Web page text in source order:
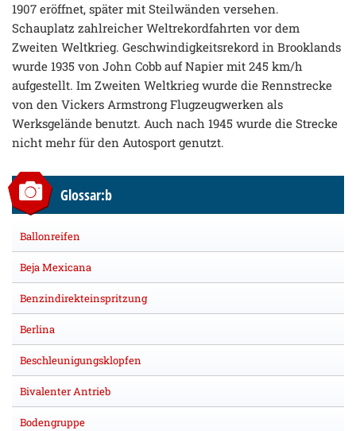
1907 eröffnet, später mit Steilwänden versehen.
Schauplatz zahlreicher Weltrekordfahrten vor dem
Zweiten Weltkrieg. Geschwindigkeitsrekord in Brooklands
wurde 1935 von John Cobb auf Napier mit 245 km/h
aufgestellt. Im Zweiten Weltkrieg wurde die Rennstrecke
von den Vickers Armstrong Flugzeugwerken als
Werksgelände benutzt. Auch nach 1945 wurde die Strecke
nicht mehr für den Autosport genutzt.
Glossar:b
Ballonreifen
Beja Mexicana
Benzindirekteinspritzung
Berlina
Beschleunigungsklopfen
Bivalenter Antrieb
Bodengruppe